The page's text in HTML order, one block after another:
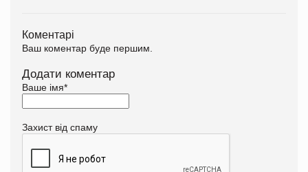
Коментарі
Ваш коментар буде першим.
Додати коментар
Ваше імя*
Захист від спаму